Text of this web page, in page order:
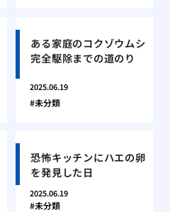
ある家庭のコクゾウムシ
完全駆除までの道のり
2025.06.19
未分類
恐怖キッチンにハエの卵
を発見した日
2025.06.19
未分類